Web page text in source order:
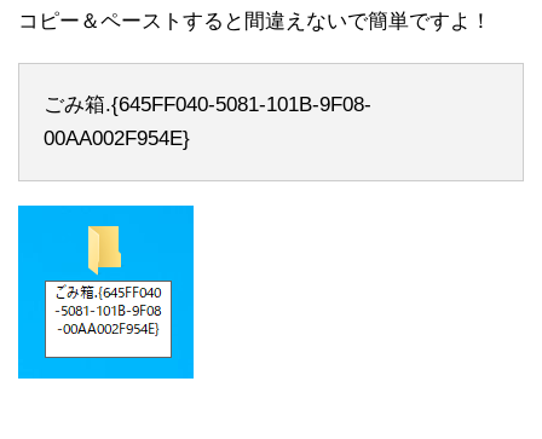
コピー＆ペーストすると間違えないで簡単ですよ！
ごみ箱.{645FF040-5081-101B-9F08-
00AA002F954E}